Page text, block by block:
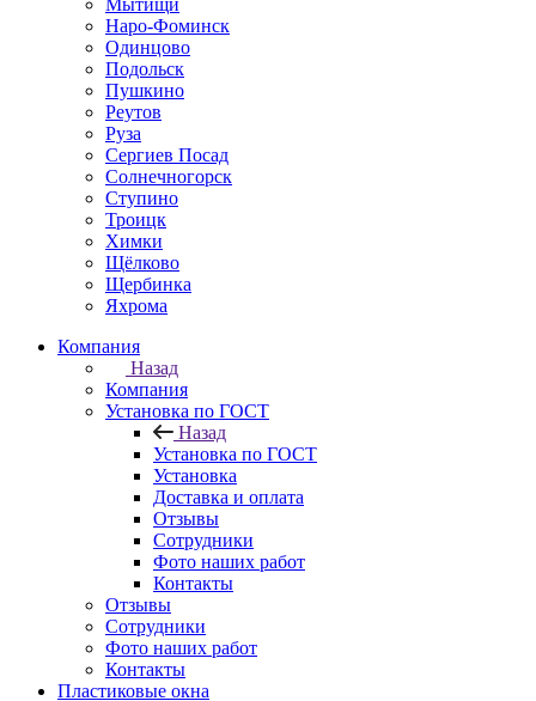
Мытищи
Наро-Фоминск
Одинцово
Подольск
Пушкино
Реутов
Руза
Сергиев Посад
Солнечногорск
Ступино
Троицк
Химки
Щёлково
Щербинка
Яхрома
Компания
Назад
Компания
Установка по ГОСТ
Назад
Установка по ГОСТ
Установка
Доставка и оплата
Отзывы
Сотрудники
Фото наших работ
Контакты
Отзывы
Сотрудники
Фото наших работ
Контакты
Пластиковые окна